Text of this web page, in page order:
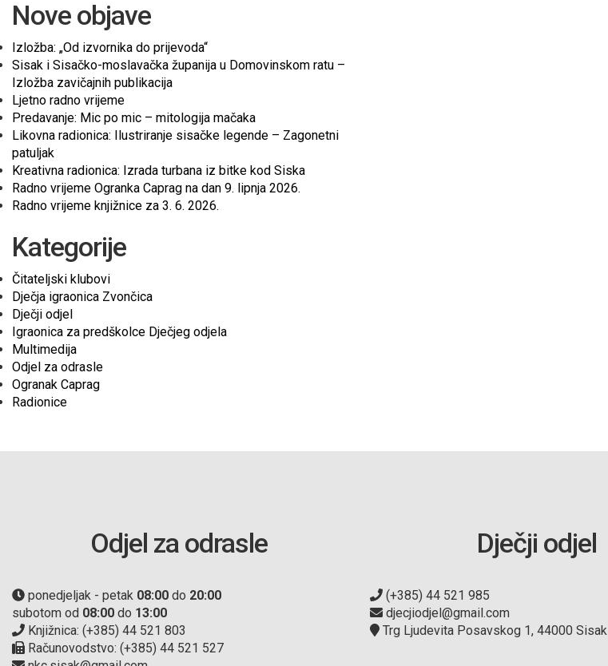
Nove objave
Izložba: „Od izvornika do prijevoda“
Sisak i Sisačko-moslavačka županija u Domovinskom ratu –
Izložba zavičajnih publikacija
Ljetno radno vrijeme
Predavanje: Mic po mic – mitologija mačaka
Likovna radionica: Ilustriranje sisačke legende – Zagonetni
patuljak
Kreativna radionica: Izrada turbana iz bitke kod Siska
Radno vrijeme Ogranka Caprag na dan 9. lipnja 2026.
Radno vrijeme knjižnice za 3. 6. 2026.
Kategorije
Čitateljski klubovi
Dječja igraonica Zvončica
Dječji odjel
Igraonica za predškolce Dječjeg odjela
Multimedija
Odjel za odrasle
Ogranak Caprag
Radionice
Odjel za odrasle
ponedjeljak - petak 08:00 do 20:00
subotom od 08:00 do 13:00
Knjižnica: (+385) 44 521 803
Računovodstvo: (+385) 44 521 527
Dječji odjel
(+385) 44 521 985
djecjiodjel@gmail.com
Trg Ljudevita Posavskog 1, 44000 Sisak